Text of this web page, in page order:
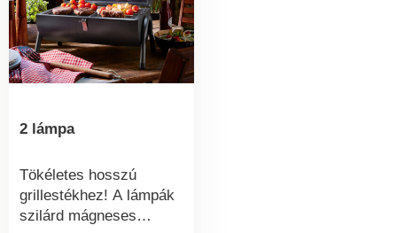
2 lámpa
Tökéletes hosszú
grillestékhez! A lámpák
szilárd mágneses